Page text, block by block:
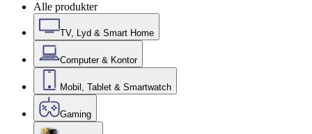
Alle produkter
TV, Lyd & Smart Home
Computer & Kontor
Mobil, Tablet & Smartwatch
Gaming